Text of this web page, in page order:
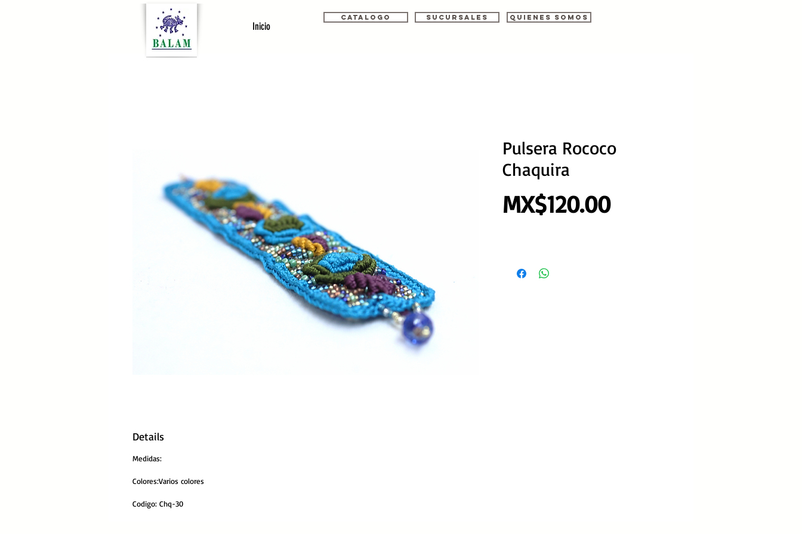
Inicio
Sucursales
Catalogo Quienes somos
Pulsera Rococo
Chaquira
MX$120.00Precio
Details
Medidas:
Colores:Varios colores
Codigo: Chq-30